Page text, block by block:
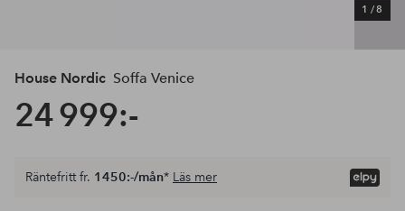
1 /8
House Nordic Soffa Venice
24 999:-
Räntefritt fr. 1450:-/mån* Läs mer